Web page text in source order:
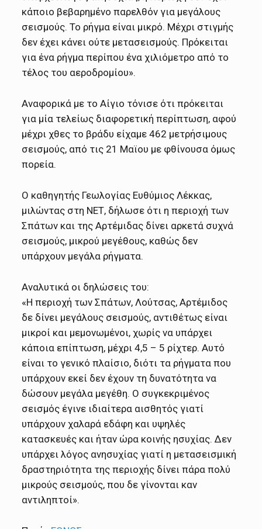
κάποιο βεβαρημένο παρελθόν για μεγάλους
σεισμούς. Το ρήγμα είναι μικρό. Μέχρι στιγμής
δεν έχει κάνει ούτε μετασεισμούς. Πρόκειται
για ένα ρήγμα περίπου ένα χιλιόμετρο από το
τέλος του αεροδρομίου».
Αναφορικά με το Αίγιο τόνισε ότι πρόκειται
για μία τελείως διαφορετική περίπτωση, αφού
μέχρι χθες το βράδυ είχαμε 462 μετρήσιμους
σεισμούς, από τις 21 Μαϊου με φθίνουσα όμως
πορεία.
Ο καθηγητής Γεωλογίας Ευθύμιος Λέκκας,
μιλώντας στη ΝΕΤ, δήλωσε ότι η περιοχή των
Σπάτων και της Αρτέμιδας δίνει αρκετά συχνά
σεισμούς, μικρού μεγέθους, καθώς δεν
υπάρχουν μεγάλα ρήγματα.
Αναλυτικά οι δηλώσεις του:
«Η περιοχή των Σπάτων, Λούτσας, Αρτέμιδος
δε δίνει μεγάλους σεισμούς, αντιθέτως είναι
μικροί και μεμονωμένοι, χωρίς να υπάρχει
κάποια επίπτωση, μέχρι 4,5 – 5 ρίχτερ. Αυτό
είναι το γενικό πλαίσιο, διότι τα ρήγματα που
υπάρχουν εκεί δεν έχουν τη δυνατότητα να
δώσουν μεγάλα μεγέθη. Ο συγκεκριμένος
σεισμός έγινε ιδιαίτερα αισθητός γιατί
υπάρχουν χαλαρά εδάφη και υψηλές
κατασκευές και ήταν ώρα κοινής ησυχίας. Δεν
υπάρχει λόγος ανησυχίας γιατί η μετασεισμική
δραστηριότητα της περιοχής δίνει πάρα πολύ
μικρούς σεισμούς, που δε γίνονται καν
αντιληπτοί».